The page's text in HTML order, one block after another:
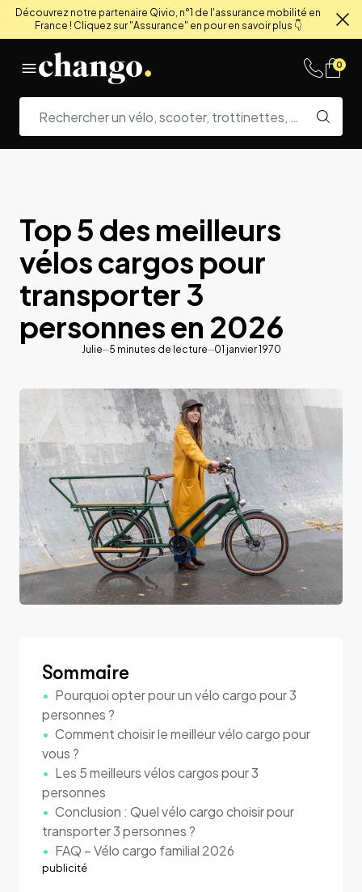
Découvrez notre partenaire Qivio, n°1 de l'assurance mobilité en
France ! Cliquez sur "Assurance" en pour en savoir plus 👇
0
Top 5 des meilleurs
vélos cargos pour
transporter 3
personnes en 2026
Julie 5 minutes de lecture 01 janvier 1970
Sommaire
Pourquoi opter pour un vélo cargo pour 3
personnes ?
Comment choisir le meilleur vélo cargo pour
vous ?
Les 5 meilleurs vélos cargos pour 3
personnes
Conclusion : Quel vélo cargo choisir pour
transporter 3 personnes ?
FAQ – Vélo cargo familial 2026
publicité